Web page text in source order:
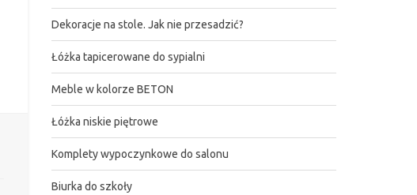
Dekoracje na stole. Jak nie przesadzić?
Łóżka tapicerowane do sypialni
Meble w kolorze BETON
Łóżka niskie piętrowe
Komplety wypoczynkowe do salonu
Biurka do szkoły